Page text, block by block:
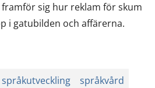
sig hur reklam för skum
i gatubilden och affärerna.
språkutveckling
språkvård